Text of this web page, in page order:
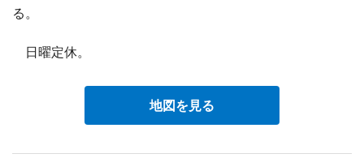
る。
日曜定休。
地図を見る